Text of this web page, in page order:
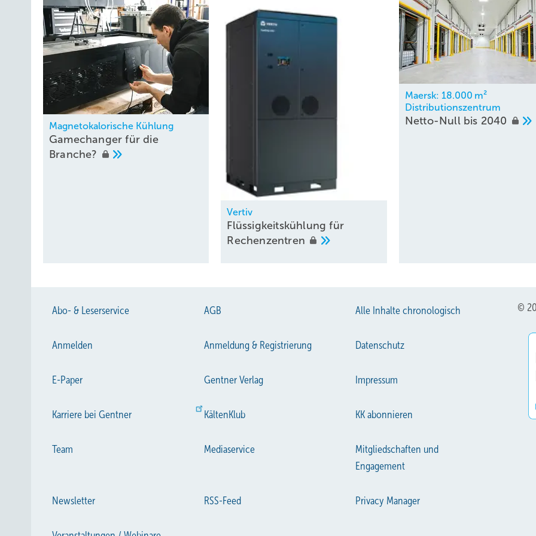
Magnetokalorische Kühlung
Gamechanger für die
Branche?
Vertiv
Flüssigkeitskühlung für
Rechenzentren
Maersk: 18.000 m²
Distributionszentrum
Netto-Null bis 2040
Abo- & Leserservice AGB Alle Inhalte chronologisch
Anmelden Anmeldung & Registrierung Datenschutz
E-Paper Gentner Verlag Impressum
Karriere bei Gentner KältenKlub KK abonnieren
Team Mediaservice
Mitgliedschaften und
Engagement
Newsletter RSS-Feed Privacy Manager
©